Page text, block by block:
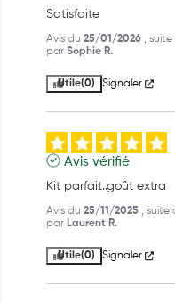
Satisfaite
Avis du 25/01/2026 ,
par Sophie R.
Utile(0) Signaler
Avis vérifié
Kit parfait..goût extra
Avis du 25/11/2025 , suite
par Laurent R.
Utile(0) Signaler